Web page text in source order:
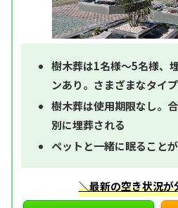
樹木葬は1名様～5名様、
ンあり。さまざまなタイ
樹木葬は使用期限なし。
別に埋葬される
ペットと一緒に眠ること
＼最新の空き状況が